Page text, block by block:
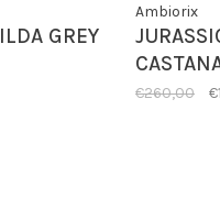
GREY
Ambiorix
€260,00